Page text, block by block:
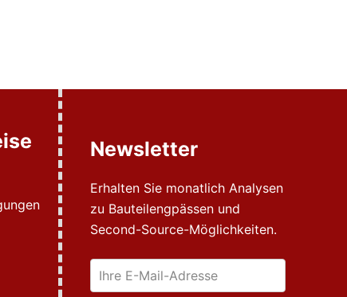
Newsletter
Erhalten Sie monatlich Analysen
zu Bauteilengpässen und
Second-Source-Möglichkeiten.